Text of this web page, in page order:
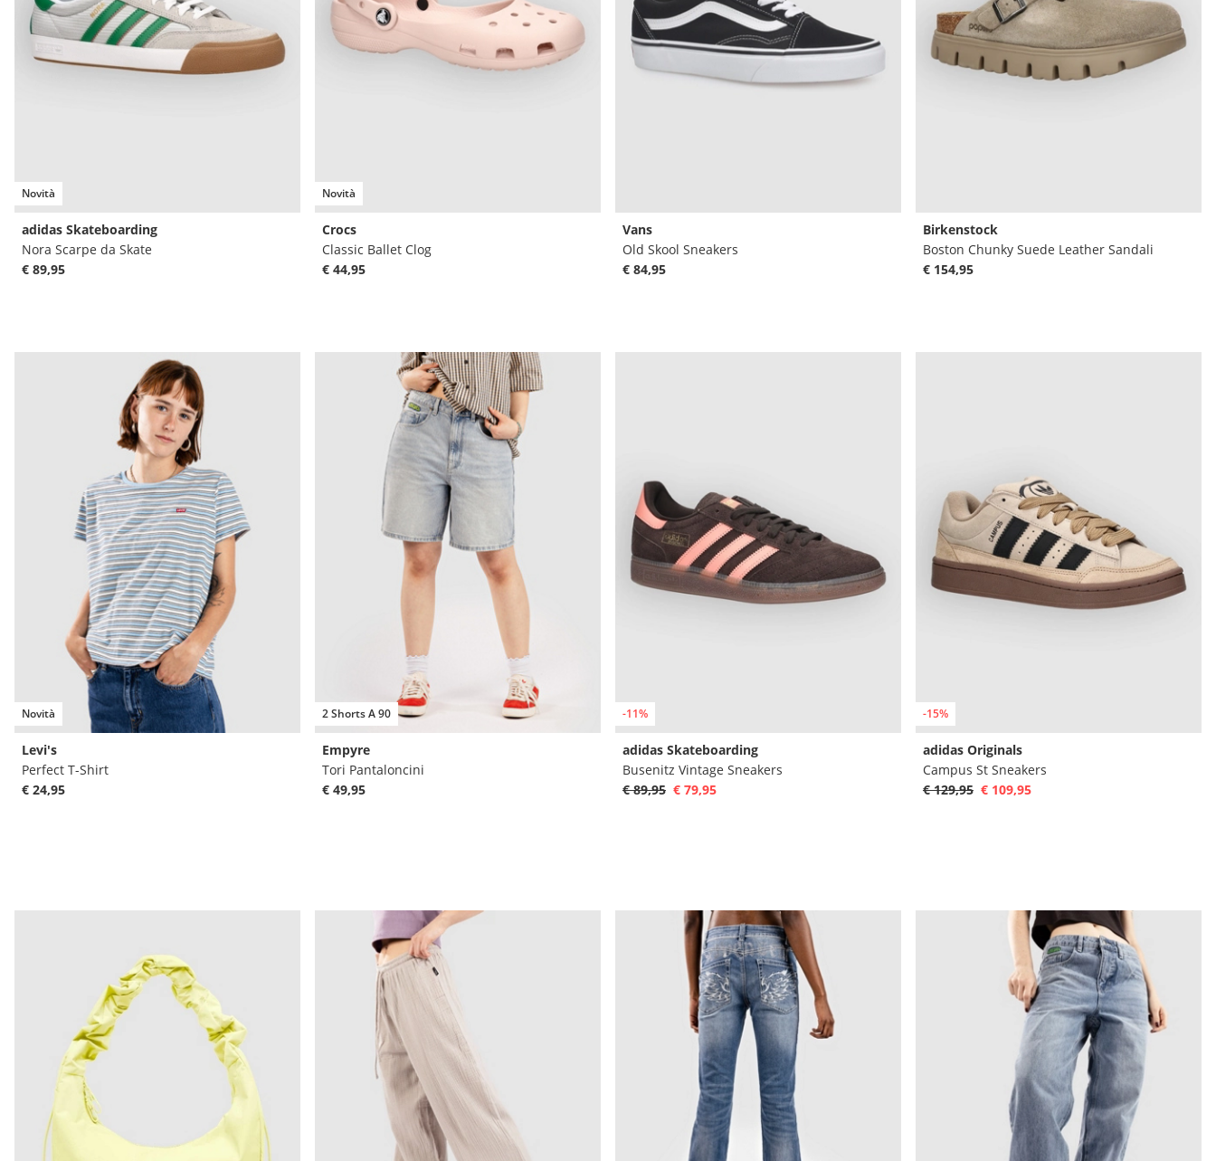
Novità
adidas Skateboarding
Nora Scarpe da Skate
€ 89,95
Novità
Crocs
Classic Ballet Clog
€ 44,95
Vans
Old Skool Sneakers
€ 84,95
Birkenstock
Boston Chunky Suede Leather Sandali
€ 154,95
Novità
Levi's
Perfect T-Shirt
€ 24,95
2 Shorts A 90
Empyre
Tori Pantaloncini
€ 49,95
-11%
adidas Skateboarding
Busenitz Vintage Sneakers
€ 89,95 € 79,95
-15%
adidas Originals
Campus St Sneakers
€ 129,95 € 109,95